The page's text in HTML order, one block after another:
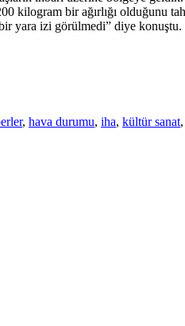
kilogram bir ağırlığı
yara izi görülmedi” diye konuştu.
, hava durumu, iha, kültür sanat,